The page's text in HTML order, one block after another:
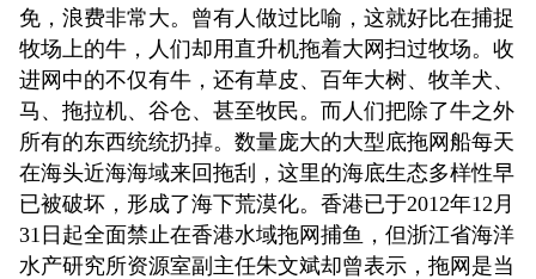
免，浪费非常大。曾有人做过比喻，这就好比在捕捉
牧场上的牛，人们却用直升机拖着大网扫过牧场。收
进网中的不仅有牛，还有草皮、百年大树、牧羊犬、
马、拖拉机、谷仓、甚至牧民。而人们把除了牛之外
所有的东西统统扔掉。数量庞大的大型底拖网船每天
在海头近海海域来回拖刮，这里的海底生态多样性早
已被破坏，形成了海下荒漠化。香港已于2012年12月
31日起全面禁止在香港水域拖网捕鱼，但浙江省海洋
水产研究所资源室副主任朱文斌却曾表示，拖网是当